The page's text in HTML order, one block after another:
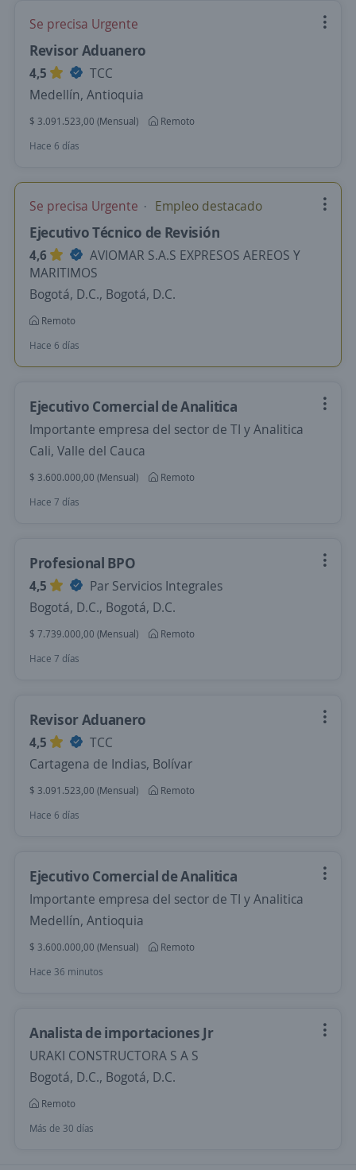
Se precisa Urgente
Revisor Aduanero
4,5
TCC
Medellín, Antioquia
$ 3.091.523,00 (Mensual)
Remoto
Hace 6 días
Se precisa Urgente Empleo destacado
Ejecutivo Técnico de Revisión
4,6
AVIOMAR S.A.S EXPRESOS AEREOS Y
MARITIMOS
Bogotá, D.C., Bogotá, D.C.
Remoto
Hace 6 días
Ejecutivo Comercial de Analitica
Importante empresa del sector de TI y Analitica
Cali, Valle del Cauca
$ 3.600.000,00 (Mensual)
Remoto
Hace 7 días
Profesional BPO
4,5
Par Servicios Integrales
Bogotá, D.C., Bogotá, D.C.
$ 7.739.000,00 (Mensual)
Remoto
Hace 7 días
Revisor Aduanero
4,5
TCC
Cartagena de Indias, Bolívar
$ 3.091.523,00 (Mensual)
Remoto
Hace 6 días
Ejecutivo Comercial de Analitica
Importante empresa del sector de TI y Analitica
Medellín, Antioquia
$ 3.600.000,00 (Mensual)
Remoto
Hace 36 minutos
Analista de importaciones Jr
URAKI CONSTRUCTORA S A S
Bogotá, D.C., Bogotá, D.C.
Remoto
Más de 30 días